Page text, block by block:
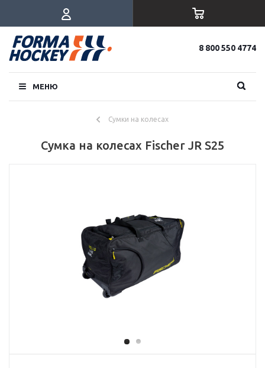
8 800 550 4774
МЕНЮ
Сумки на колесах
Сумка на колесах Fischer JR S25